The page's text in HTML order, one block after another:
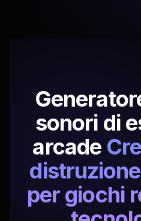
sonori di
arcade
per giochi